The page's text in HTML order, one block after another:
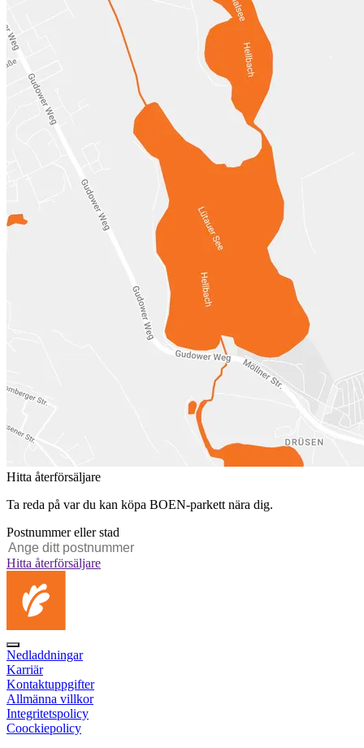
Hitta återförsäljare
Ta reda på var du kan köpa BOEN-parkett nära dig.
Postnummer eller stad
Hitta återförsäljare
Nedladdningar
Karriär
Kontaktuppgifter
Allmänna villkor
Integritetspolicy
Coockiepolicy